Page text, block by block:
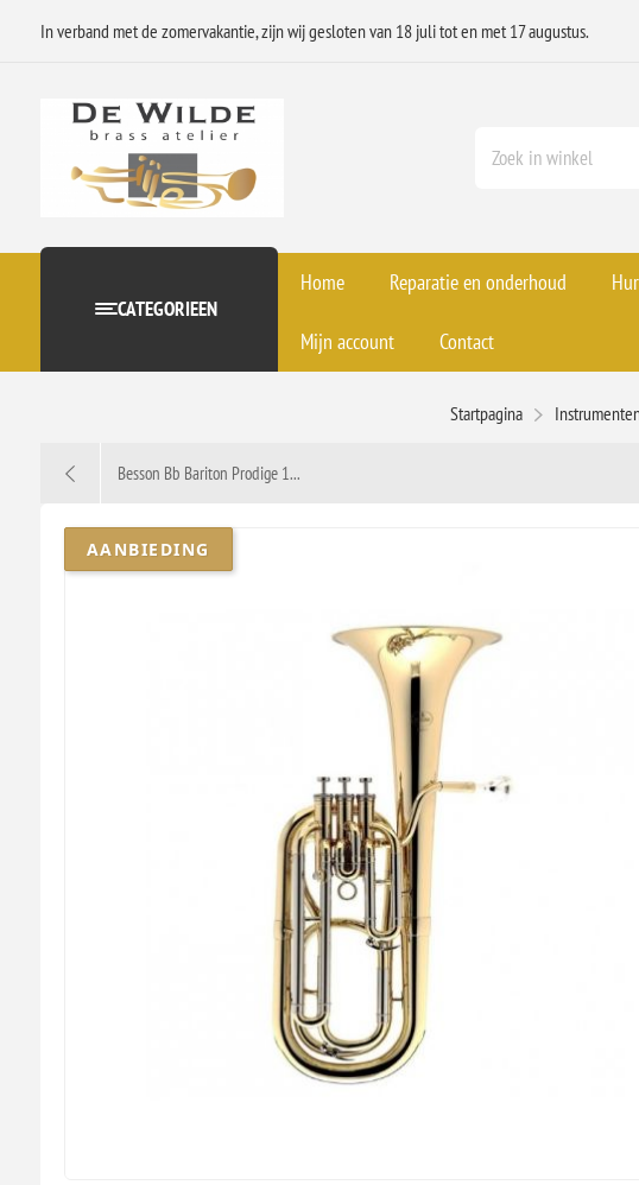
In verband met de zomervakantie, zijn wij gesloten van 18 juli tot en met 17 augustus.
CATEGORIEEN
Home Reparatie en onderhoud
Mijn account Contact
Startpagina
Besson Bb Bariton Prodige 1...
AANBIEDING